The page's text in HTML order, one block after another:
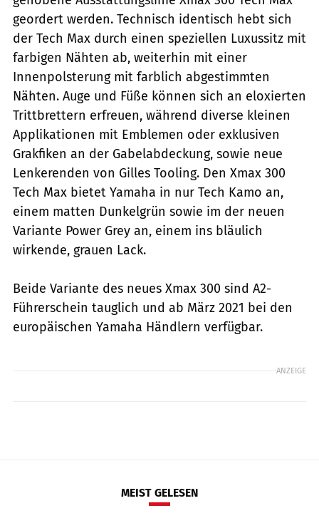
geordert werden. Technisch identisch hebt sich
der Tech Max durch einen speziellen Luxussitz mit
farbigen Nähten ab, weiterhin mit einer
Innenpolsterung mit farblich abgestimmten
Nähten. Auge und Füße können sich an eloxierten
Trittbrettern erfreuen, während diverse kleinen
Applikationen mit Emblemen oder exklusiven
Grakfiken an der Gabelabdeckung, sowie neue
Lenkerenden von Gilles Tooling. Den Xmax 300
Tech Max bietet Yamaha in nur Tech Kamo an,
einem matten Dunkelgrün sowie im der neuen
Variante Power Grey an, einem ins bläulich
wirkende, grauen Lack.
Beide Variante des neues Xmax 300 sind A2-
Führerschein tauglich und ab März 2021 bei den
europäischen Yamaha Händlern verfügbar.
ANZEIGE
MEIST GELESEN